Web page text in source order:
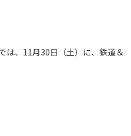
は、11月30日（土）に、鉄道＆